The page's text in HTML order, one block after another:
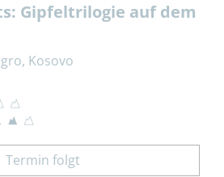
Gipfeltrilogie auf dem
Kosovo
Termin folgt